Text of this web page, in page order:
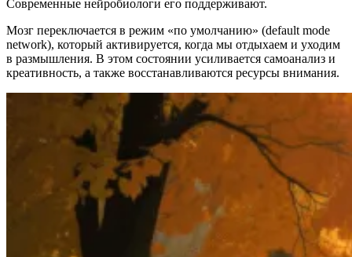
Современные нейробиологи его поддерживают.
Мозг переключается в режим «по умолчанию» (default mode
network), который активируется, когда мы отдыхаем и уходим
в размышления. В этом состоянии усиливается самоанализ и
креативность, а также восстанавливаются ресурсы внимания.